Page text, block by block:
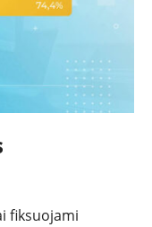
fiksuojami